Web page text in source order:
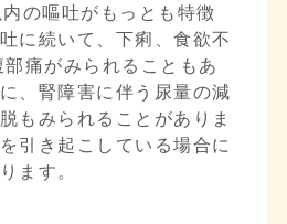
の嘔吐がもっとも特徴
に続いて、下痢、食欲不
痛がみられることもあ
、腎障害に伴う尿量の減
もみられることがありま
引き起こしている場合に
ます。